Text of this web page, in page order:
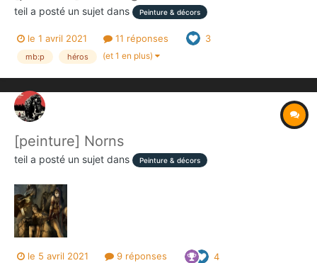
teil a posté un sujet dans Peinture & décors
le 1 avril 2021 11 réponses 3
mb:p héros (et 1 en plus)
[peinture] Norns
teil a posté un sujet dans Peinture & décors
le 5 avril 2021 9 réponses 4